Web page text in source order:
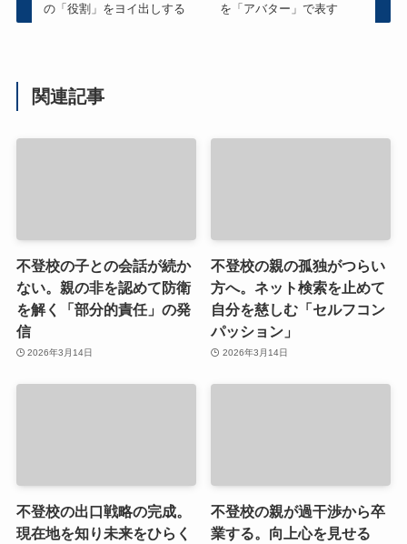
の「役割」をヨイ出しする
を「アバター」で表す
関連記事
不登校の子との会話が続か
ない。親の非を認めて防衛
を解く「部分的責任」の発
信
2026年3月14日
不登校の親の孤独がつらい
方へ。ネット検索を止めて
自分を慈しむ「セルフコン
パッション」
2026年3月14日
不登校の出口戦略の完成。
現在地を知り未来をひらく
不登校の親が過干渉から卒
業する。向上心を見せる